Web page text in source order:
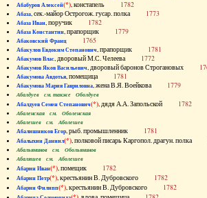
Абабуров Алексей(*), констапель 1782
Абаза, сек.-майор Острогож. гусар. полка 1773
Абаза Иван, поручик 1782
Абаза Константин, прапорщик 1779
Абаковский Франц 1765
Абакулов Евдоким Степанович, прапорщик 1781
Абакумов Влас, дворовый М.С. Челеева 1772
Абакумов Яков Васильевич, дворовый баронов Строгановых
Абакумова Авдотья, помещица 1781
Абакумова Мария Гавриловна, жена В.Я. Воейкова 1779
Абалдуев см. также Оболдуев
Абалдуев Семен Степанович(*), дядя А.А. Запольской 1782
Абаленская см. Оболенская
Абалешев см. Аболешев
Абалишников Егор, рыб. промышленник 1781
Абалыхин Даниил(*), полковой писарь Каргопол. драгун. полка
Абальянинов см. Обольянинов
Абаляшев см. Аболешев
Абарин Иван(*), помещик 1782
Абарин Петр(*), крестьянин В. Дубровского 1782
Абарин Филипп(*), крестьянин В. Дубровского 1782